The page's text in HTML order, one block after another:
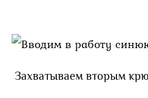
Захватываем вторым